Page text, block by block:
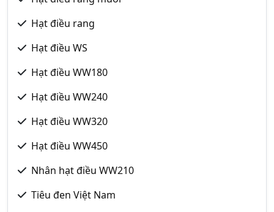
Hạt điều rang
Hạt điều WS
Hạt điều WW180
Hạt điều WW240
Hạt điều WW320
Hạt điều WW450
Nhân hạt điều WW210
Tiêu đen Việt Nam